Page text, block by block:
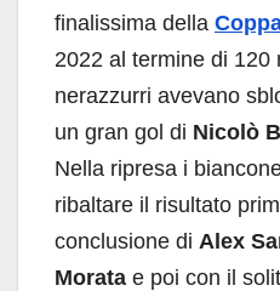
finalissima della
2022 al termine di 120
nerazzurri avevano
un gran gol di Nicolò
Nella ripresa i
ribaltare il risultato
conclusione di Alex
Morata e poi con il